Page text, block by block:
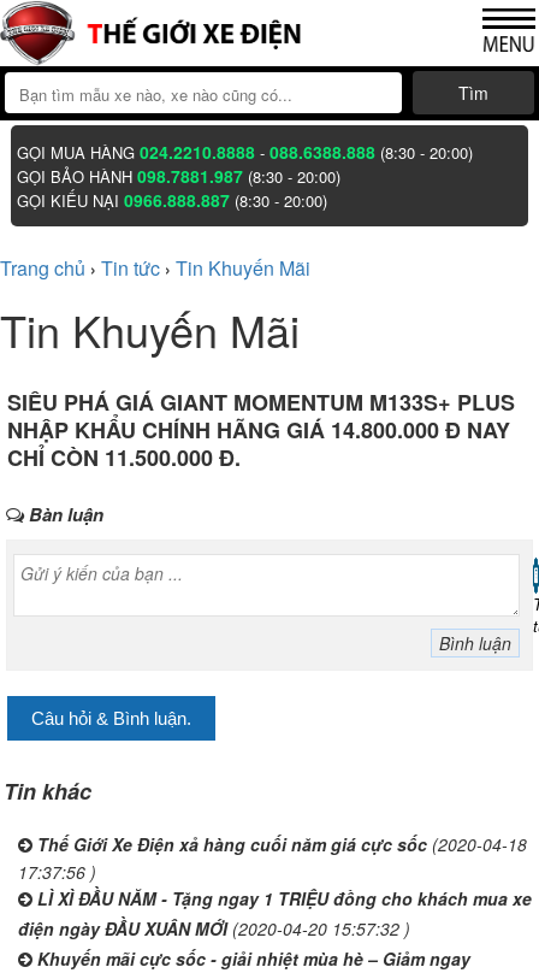
Tìm
GỌI MUA HÀNG024.2210.8888 -088.6388.888 (8:30 - 20:00)
GỌI BẢO HÀNH098.7881.987 (8:30 - 20:00)
GỌI KIẾU NẠI0966.888.887 (8:30 - 20:00)
Trang chủ › Tin tức › Tin Khuyến Mãi
Tin Khuyến Mãi
SIÊU PHÁ GIÁ GIANT MOMENTUM M133S+ PLUS
NHẬP KHẨU CHÍNH HÃNG GIÁ 14.800.000 Đ NAY
CHỈ CÒN 11.500.000 Đ.
Bàn luận
Câu hỏi & Bình luận.
Tin khác
Thế Giới Xe Điện xả hàng cuối năm giá cực sốc (2020-04-18
17:37:56 )
LÌ XÌ ĐẦU NĂM - Tặng ngay 1 TRIỆU đồng cho khách mua xe
điện ngày ĐẦU XUÂN MỚI (2020-04-20 15:57:32 )
Khuyến mãi cực sốc - giải nhiệt mùa hè – Giảm ngay